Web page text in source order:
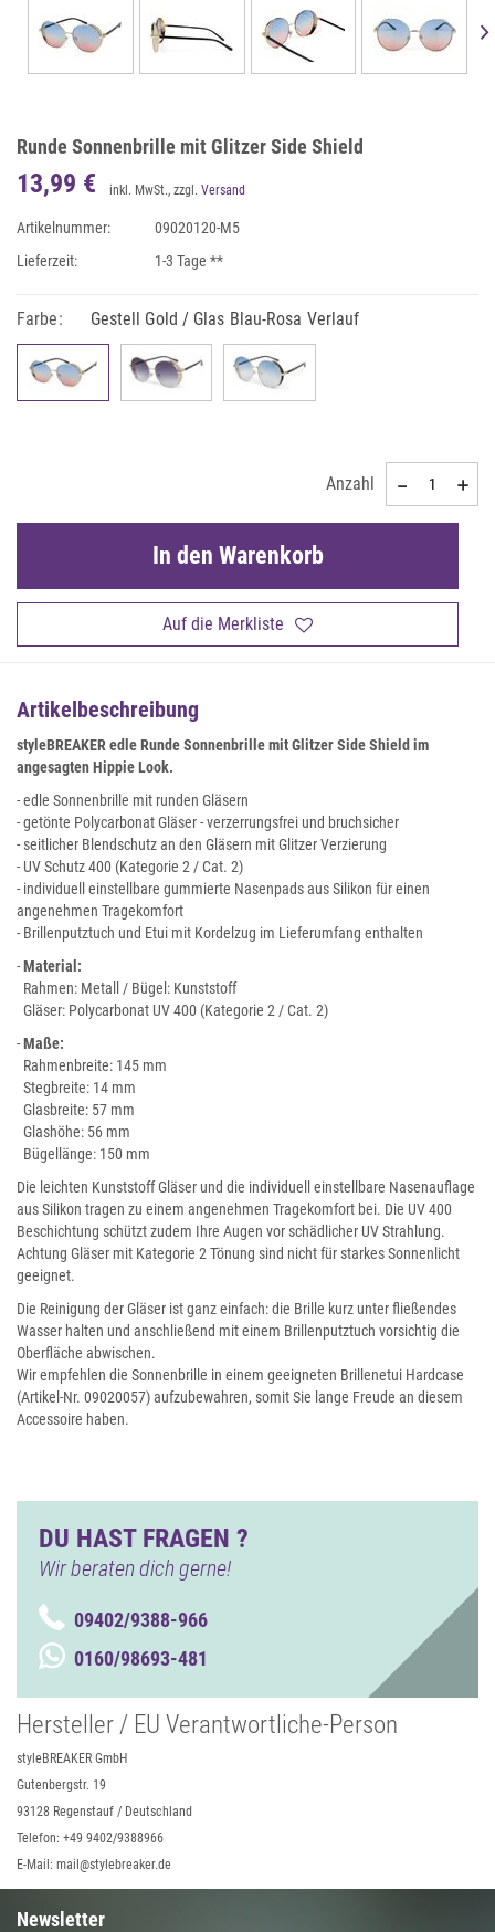
Runde Sonnenbrille mit Glitzer Side Shield
13,99 € inkl. MwSt., zzgl. Versand
Artikelnummer:
09020120-M5
Lieferzeit:
1-3 Tage **
Farbe: Gestell Gold / Glas Blau-Rosa Verlauf
Anzahl
Auf die Merkliste
In den Warenkorb
Artikelbeschreibung
styleBREAKER edle Runde Sonnenbrille mit Glitzer Side Shield im
angesagten Hippie Look.
- edle Sonnenbrille mit runden Gläsern
- getönte Polycarbonat Gläser - verzerrungsfrei und bruchsicher
- seitlicher Blendschutz an den Gläsern mit Glitzer Verzierung
- UV Schutz 400 (Kategorie 2 / Cat. 2)
- individuell einstellbare gummierte Nasenpads aus Silikon für einen
angenehmen Tragekomfort
- Brillenputztuch und Etui mit Kordelzug im Lieferumfang enthalten
-Material:
Rahmen: Metall / Bügel: Kunststoff
Gläser: Polycarbonat UV 400 (Kategorie 2 / Cat. 2)
-Maße:
Rahmenbreite: 145 mm
Stegbreite: 14 mm
Glasbreite: 57 mm
Glashöhe: 56 mm
Bügellänge: 150 mm
Die leichten Kunststoff Gläser und die individuell einstellbare Nasenauflage
aus Silikon tragen zu einem angenehmen Tragekomfort bei. Die UV 400
Beschichtung schützt zudem Ihre Augen vor schädlicher UV Strahlung.
Achtung Gläser mit Kategorie 2 Tönung sind nicht für starkes Sonnenlicht
geeignet.
Die Reinigung der Gläser ist ganz einfach: die Brille kurz unter fließendes
Wasser halten und anschließend mit einem Brillenputztuch vorsichtig die
Oberfläche abwischen.
Wir empfehlen die Sonnenbrille in einem geeigneten Brillenetui Hardcase
(Artikel-Nr. 09020057) aufzubewahren, somit Sie lange Freude an diesem
Accessoire haben.
DU HAST FRAGEN ?
Wir beraten dich gerne!
09402/9388-966
0160/98693-481
Hersteller / EU Verantwortliche-Person
styleBREAKER GmbH
Gutenbergstr. 19
93128 Regenstauf / Deutschland
Telefon: +49 9402/9388966
E-Mail: mail@stylebreaker.de
Newsletter